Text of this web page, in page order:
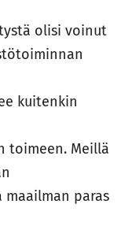
olisi voinut
kuitenkin
toimeen. Meillä
paras